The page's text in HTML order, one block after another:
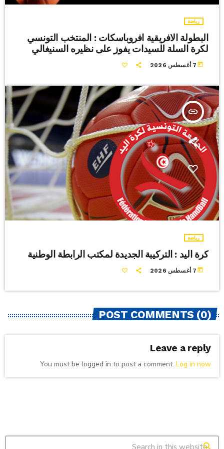
رياضة
البطولة الافريقية افروباسكات : المنتخب التونسي
لكرة السلة للسيدات يفوز على نظيره السنيغالي
today 7 أغسطس 2026
insert_link
رياضة
كرة اليد : التركيبة الجديدة لمكتب الرابطة الوطنية
today 7 أغسطس 2026
POST COMMENTS (0)
Leave a reply
You must be logged in to post a comment. Log in now
search